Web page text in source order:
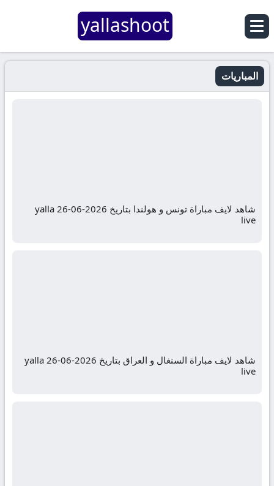
yallashoot
المباريات
شاهد لايف مباراة تونس و هولندا بتاريخ 2026-06-26 yalla
live
شاهد لايف مباراة السنغال و العراق بتاريخ 2026-06-26 yalla
live